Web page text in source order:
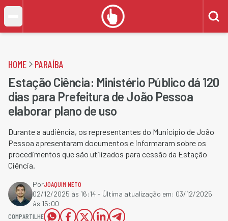
HOME PARAÍBA
Estação Ciência: Ministério Público dá 120
dias para Prefeitura de João Pessoa
elaborar plano de uso
Durante a audiência, os representantes do Município de João
Pessoa apresentaram documentos e informaram sobre os
procedimentos que são utilizados para cessão da Estação
Ciência.
PorJOAQUIM NETO
02/12/2025 às 16:14 - Última atualização em: 03/12/2025
às 15:00
COMPARTILHE